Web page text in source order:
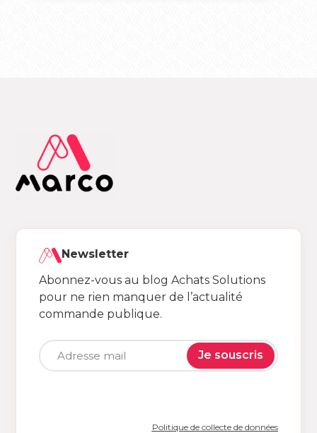
Newsletter
Abonnez-vous au blog Achats Solutions
pour ne rien manquer de l’actualité
commande publique.
Je souscris
Politique de collecte de données